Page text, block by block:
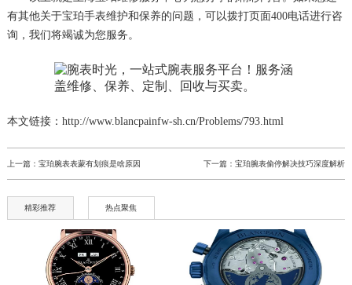
有其他关于宝珀手表维护和保养的问题，可以拨打页面400电话进行咨
询，我们将竭诚为您服务。
本文链接：http://www.blancpainfw-sh.cn/Problems/793.html
上一篇： 宝珀腕表表蒙有划痕是啥原因 下一篇：宝珀腕表偷停解决技巧深度解析
精彩推荐 热点聚焦